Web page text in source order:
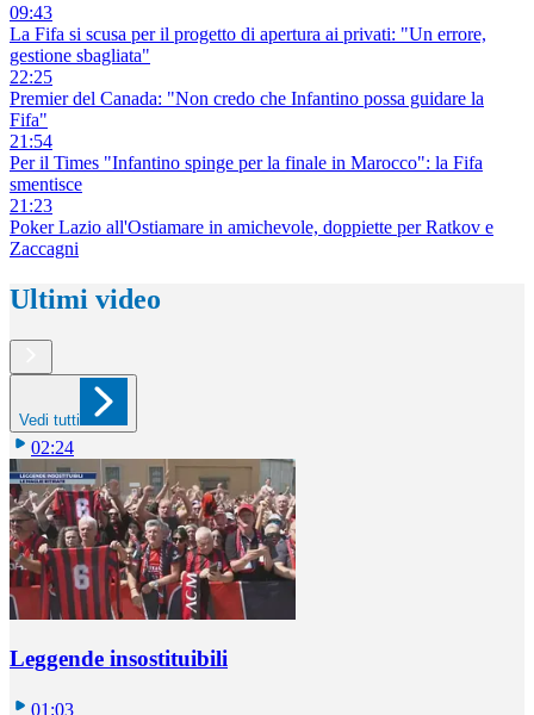
09:43
La Fifa si scusa per il progetto di apertura ai privati: "Un errore,
gestione sbagliata"
22:25
Premier del Canada: "Non credo che Infantino possa guidare la
Fifa"
21:54
Per il Times "Infantino spinge per la finale in Marocco": la Fifa
smentisce
21:23
Poker Lazio all'Ostiamare in amichevole, doppiette per Ratkov e
Zaccagni
Ultimi video
Vedi tutti
02:24
Leggende insostituibili
01:03